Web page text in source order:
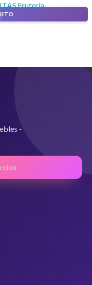
Frutería
-